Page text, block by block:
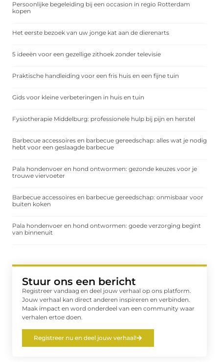
Persoonlijke begeleiding bij een occasion in regio Rotterdam
kopen
Het eerste bezoek van uw jonge kat aan de dierenarts
5 ideeën voor een gezellige zithoek zonder televisie
Praktische handleiding voor een fris huis en een fijne tuin
Gids voor kleine verbeteringen in huis en tuin
Fysiotherapie Middelburg: professionele hulp bij pijn en herstel
Barbecue accessoires en barbecue gereedschap: alles wat je nodig
hebt voor een geslaagde barbecue
Pala hondenvoer en hond ontwormen: gezonde keuzes voor je
trouwe viervoeter
Barbecue accessoires en barbecue gereedschap: onmisbaar voor
buiten koken
Pala hondenvoer en hond ontwormen: goede verzorging begint
van binnenuit
Stuur ons een bericht
Registreer vandaag en deel jouw verhaal op ons platform.
Jouw verhaal kan direct anderen inspireren en verbinden.
Maak impact en word onderdeel van een community waar
verhalen ertoe doen.
Registreer nu en deel jouw verhaal!